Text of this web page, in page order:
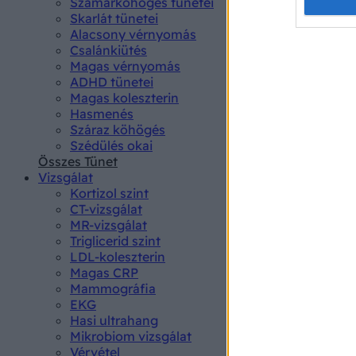
Skarlát tünetei
Alacsony vérnyomás
Csalánkiütés
Magas vérnyomás
ADHD tünetei
Magas koleszterin
Hasmenés
Száraz köhögés
Szédülés okai
Összes Tünet
Vizsgálat
Kortizol szint
CT-vizsgálat
MR-vizsgálat
Triglicerid szint
LDL-koleszterin
Magas CRP
Mammográfia
EKG
Hasi ultrahang
Mikrobiom vizsgálat
Vérvétel